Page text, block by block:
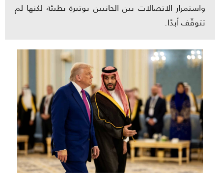
واستمرار الاتصالات بين الجانبين بوتيرةٍ بطيئة لكنها لم
تتوقّف أبدًا.